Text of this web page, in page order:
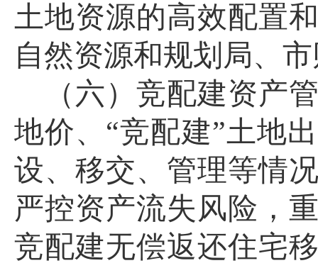
土地资源的高效配置
自然资源和规划局、
（六）竞配建资产
地价、 “竞配建”土地
设、移交、管理等情
严控资产流失风险，
竞配建无偿返还住宅